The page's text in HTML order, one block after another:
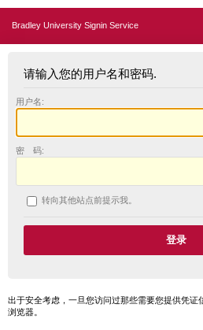
Bradley University Signin Service
请输入您的用户名和密码.
用户名:
密 码:
转向其他站点前提示我。
出于安全考虑，一旦您访问过那些需要您提供凭证
浏览器。